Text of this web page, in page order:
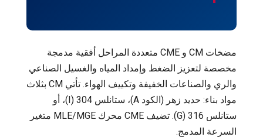
مضخات CM و CME متعددة المراحل أفقية مدمجة
مخصصة لتعزيز الضغط وإمداد المياه والغسيل الصناعي
والري والصناعات الخفيفة وتكييف الهواء. تأتي CM بثلاث
مواد بناء: حديد زهر (الكود A)، ستانلس 304 (I)، أو
ستانلس 316 (G). تضيف CME محرك MLE/MGE متغير
السرعة المدمج.